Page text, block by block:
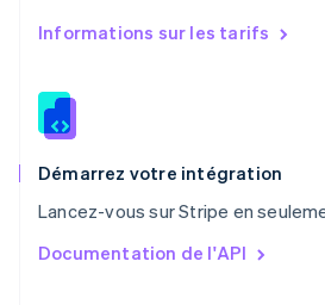
Informations sur les tarifs
Démarrez votre intégration
Lancez-vous sur Stripe en
Documentation de l'API
English
Roumanie
Royaume-Uni
English
English简体中文
English